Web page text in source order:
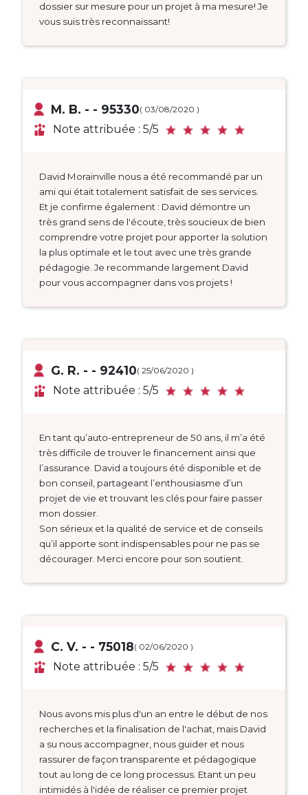
dossier sur mesure pour un projet à ma mesure! Je
vous suis très reconnaissant!
M. B. - - 95330( 03/08/2020 )
Note attribuée : 5/5
David Morainville nous a été recommandé par un
ami qui était totalement satisfait de ses services.
Et je confirme également : David démontre un
très grand sens de l'écoute, très soucieux de bien
comprendre votre projet pour apporter la solution
la plus optimale et le tout avec une très grande
pédagogie. Je recommande largement David
pour vous accompagner dans vos projets !
G. R. - - 92410( 25/06/2020 )
Note attribuée : 5/5
En tant qu’auto-entrepreneur de 50 ans, il m’a été
très difficile de trouver le financement ainsi que
l’assurance. David a toujours été disponible et de
bon conseil, partageant l’enthousiasme d’un
projet de vie et trouvant les clés pour faire passer
mon dossier.
Son sérieux et la qualité de service et de conseils
qu’il apporte sont indispensables pour ne pas se
décourager. Merci encore pour son soutient.
C. V. - - 75018( 02/06/2020 )
Note attribuée : 5/5
Nous avons mis plus d'un an entre le début de nos
recherches et la finalisation de l'achat, mais David
a su nous accompagner, nous guider et nous
rassurer de façon transparente et pédagogique
tout au long de ce long processus. Etant un peu
intimidés à l'idée de réaliser ce premier projet